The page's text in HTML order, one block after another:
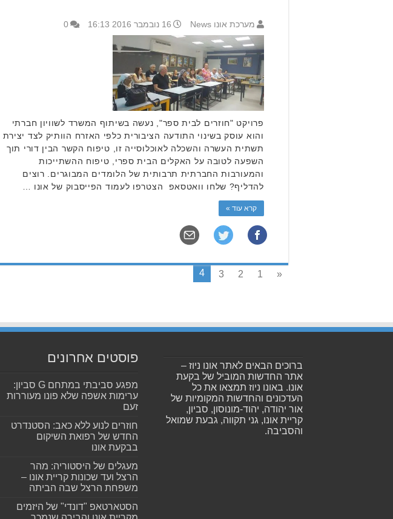
מערכת אונו News 16 נובמבר 2016 16:13 0
פרויקט "חוזרים לבית ספר", נעשה בשיתוף המשרד לשוויון חברתי
והוא עוסק בשינוי התודעה הציבורית כלפי האזרח הוותיק לצד יצירת
תשתית העשרה והשכלה לאוכלוסייה זו, טיפוח הקשר הבין דורי תוך
השפעה לטובה על האקלים הבית ספרי, טיפוח ההשתייכות
והמעורבות החברתית תרבותית של הלומדים המבוגרים. רוצים
להדליף? שלחו וואטסאפ הצטרפו לעמוד הפייסבוק של אונו …
קרא עוד »
«
1
2
3
4
ברוכים הבאים לאתר אונו ניוז –
אתר החדשות המוביל של בקעת
אונו. באונו ניוז תמצאו את כל
העדכונים והחדשות המקומיות של
אור יהודה, יהוד-מונוסון, סביון,
קריית אונו, גני תקווה, גבעת שמואל
והסביבה.
פוסטים אחרונים
מפגע סביבתי במתחם G סביון:
ערימות אשפה שלא פונו מעוררות
זעם
חוזרים לנוע ללא כאב: הסטנדרט
החדש של רפואת השיקום
בבקעת אונו
מעגלים של היסטוריה: מהר
הרצל ועד שכונות קריית אונו –
משפחת הרצל שבה הביתה
הסטארטאפ "דונדי" של היזמים